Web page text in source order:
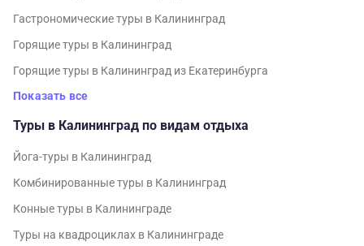
Гастрономические туры в Калининград
Горящие туры в Калининград
Горящие туры в Калининград из Екатеринбурга
Показать все
Туры в Калининград по видам отдыха
Йога-туры в Калининград
Комбинированные туры в Калининград
Конные туры в Калининграде
Туры на квадроциклах в Калининграде